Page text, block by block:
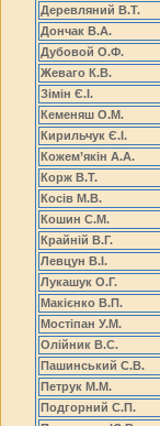
Деревляний В.Т.
Дончак В.А.
Дубовой О.Ф.
Жеваго К.В.
Зімін Є.І.
Кеменяш О.М.
Кирильчук Є.І.
Кожем’якін А.А.
Корж В.Т.
Косів М.В.
Кошин С.М.
Крайній В.Г.
Левцун В.І.
Лукашук О.Г.
Макієнко В.П.
Мостіпан У.М.
Олійник В.С.
Пашинський С.В.
Петрук М.М.
Подгорний С.П.